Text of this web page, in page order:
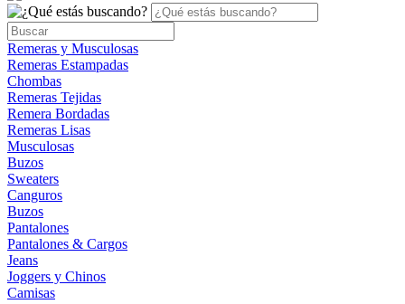
Remeras y Musculosas
Remeras Estampadas
Chombas
Remeras Tejidas
Remera Bordadas
Remeras Lisas
Musculosas
Buzos
Sweaters
Canguros
Buzos
Pantalones
Pantalones & Cargos
Jeans
Joggers y Chinos
Camisas